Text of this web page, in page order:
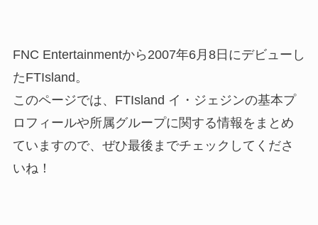
FNC Entertainmentから2007年6月8日にデビューし
たFTIsland。
このページでは、FTIsland イ・ジェジンの基本プ
ロフィールや所属グループに関する情報をまとめ
ていますので、ぜひ最後までチェックしてくださ
いね！